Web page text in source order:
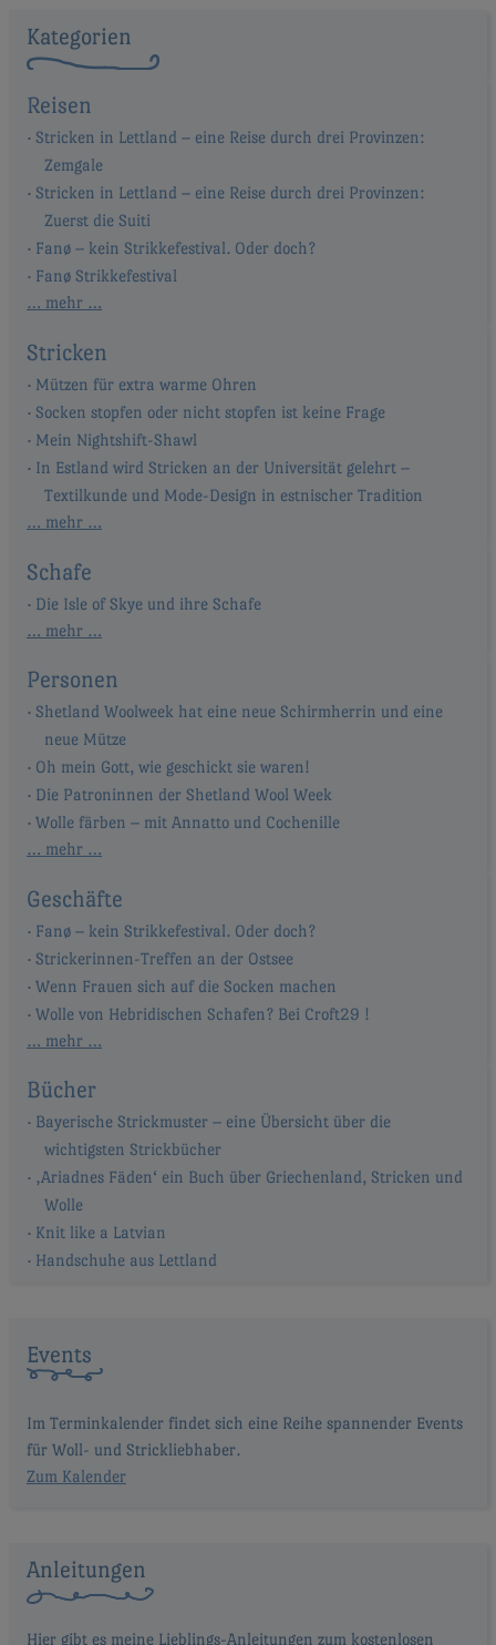
Kategorien
Reisen
Stricken in Lettland – eine Reise durch drei Provinzen:
Zemgale
Stricken in Lettland – eine Reise durch drei Provinzen:
Zuerst die Suiti
Fanø – kein Strikkefestival. Oder doch?
Fanø Strikkefestival
… mehr …
Stricken
Mützen für extra warme Ohren
Socken stopfen oder nicht stopfen ist keine Frage
Mein Nightshift-Shawl
In Estland wird Stricken an der Universität gelehrt –
Textilkunde und Mode-Design in estnischer Tradition
… mehr …
Schafe
Die Isle of Skye und ihre Schafe
… mehr …
Personen
Shetland Woolweek hat eine neue Schirmherrin und eine
neue Mütze
Oh mein Gott, wie geschickt sie waren!
Die Patroninnen der Shetland Wool Week
Wolle färben – mit Annatto und Cochenille
… mehr …
Geschäfte
Fanø – kein Strikkefestival. Oder doch?
Strickerinnen-Treffen an der Ostsee
Wenn Frauen sich auf die Socken machen
Wolle von Hebridischen Schafen? Bei Croft29 !
… mehr …
Bücher
Bayerische Strickmuster – eine Übersicht über die
wichtigsten Strickbücher
‚Ariadnes Fäden‘ ein Buch über Griechenland, Stricken und
Wolle
Knit like a Latvian
Handschuhe aus Lettland
Events
Im Terminkalender findet sich eine Reihe spannender Events
für Woll- und Strickliebhaber.
Zum Kalender
Anleitungen